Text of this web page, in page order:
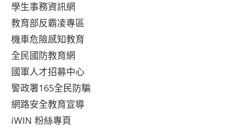
學生事務資訊網
教育部反霸凌專區
機車危險感知教育
全民國防教育網
國軍人才招募中心
警政署165全民防騙
網路安全教育宣導
iWIN 粉絲專頁